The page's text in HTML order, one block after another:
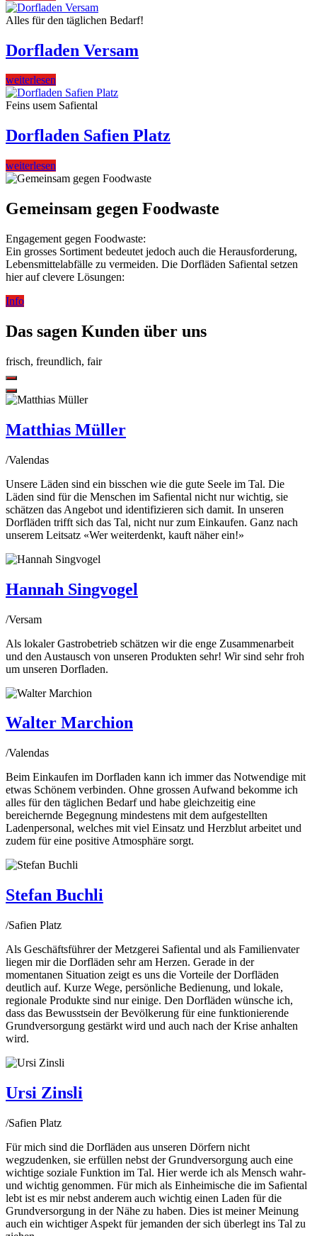
Alles für den täglichen Bedarf!
Dorfladen Versam
weiterlesen
Feins usem Safiental
Dorfladen Safien Platz
weiterlesen
Gemeinsam gegen Foodwaste
Engagement gegen Foodwaste:
Ein grosses Sortiment bedeutet jedoch auch die Herausforderung,
Lebensmittelabfälle zu vermeiden. Die Dorfläden Safiental setzen
hier auf clevere Lösungen:
Info
Das sagen Kunden über uns
frisch, freundlich, fair
Previous
Slide
Next
Slide
Matthias Müller
/Valendas
Unsere Läden sind ein bisschen wie die gute Seele im Tal. Die
Läden sind für die Menschen im Safiental nicht nur wichtig, sie
schätzen das Angebot und identifizieren sich damit. In unseren
Dorfläden trifft sich das Tal, nicht nur zum Einkaufen. Ganz nach
unserem Leitsatz «Wer weiterdenkt, kauft näher ein!»
Hannah Singvogel
/Versam
Als lokaler Gastrobetrieb schätzen wir die enge Zusammenarbeit
und den Austausch von unseren Produkten sehr! Wir sind sehr froh
um unseren Dorfladen.
Walter Marchion
/Valendas
Beim Einkaufen im Dorfladen kann ich immer das Notwendige mit
etwas Schönem verbinden. Ohne grossen Aufwand bekomme ich
alles für den täglichen Bedarf und habe gleichzeitig eine
bereichernde Begegnung mindestens mit dem aufgestellten
Ladenpersonal, welches mit viel Einsatz und Herzblut arbeitet und
zudem für eine positive Atmosphäre sorgt.
Stefan Buchli
/Safien Platz
Als Geschäftsführer der Metzgerei Safiental und als Familienvater
liegen mir die Dorfläden sehr am Herzen. Gerade in der
momentanen Situation zeigt es uns die Vorteile der Dorfläden
deutlich auf. Kurze Wege, persönliche Bedienung, und lokale,
regionale Produkte sind nur einige. Den Dorfläden wünsche ich,
dass das Bewusstsein der Bevölkerung für eine funktionierende
Grundversorgung gestärkt wird und auch nach der Krise anhalten
wird.
Ursi Zinsli
/Safien Platz
Für mich sind die Dorfläden aus unseren Dörfern nicht
wegzudenken, sie erfüllen nebst der Grundversorgung auch eine
wichtige soziale Funktion im Tal. Hier werde ich als Mensch wahr-
und wichtig genommen. Für mich als Einheimische die im Safiental
lebt ist es mir nebst anderem auch wichtig einen Laden für die
Grundversorgung in der Nähe zu haben. Dies ist meiner Meinung
auch ein wichtiger Aspekt für jemanden der sich überlegt ins Tal zu